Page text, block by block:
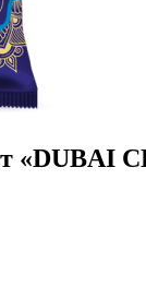
«DUBAI